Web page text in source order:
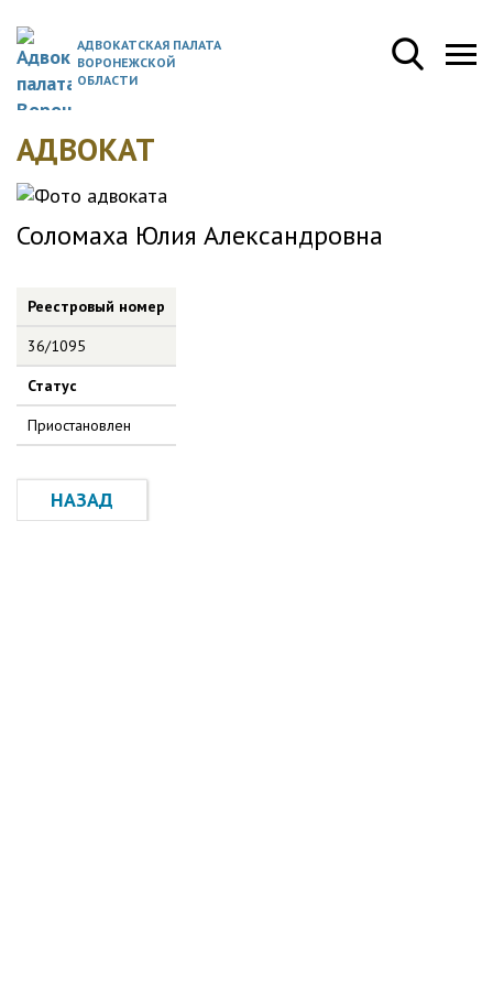
АДВОКАТСКАЯ ПАЛАТА
ВОРОНЕЖСКОЙ
ОБЛАСТИ
АДВОКАТ
Соломаха Юлия Александровна
Реестровый номер
36/1095
Статус
Приостановлен
НАЗАД